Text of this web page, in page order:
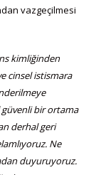
vazgeçilmesi
kimliğinden
cinsel istismara
güvenli bir ortama
derhal geri
Ne
duyuruyoruz.